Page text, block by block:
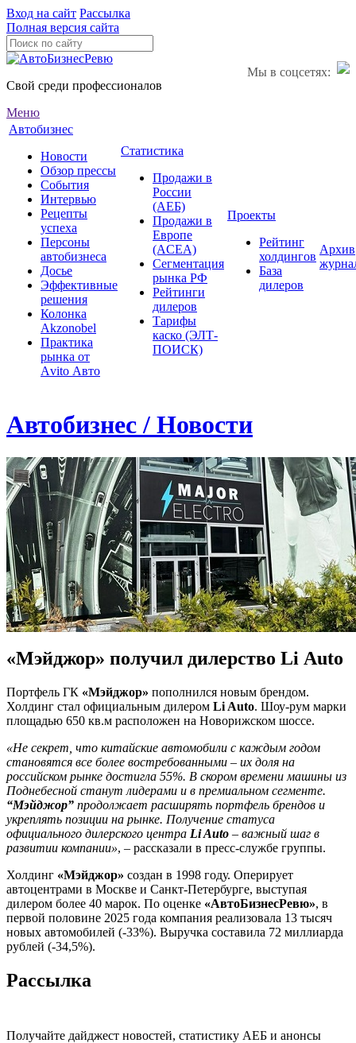
Вход на сайт Рассылка
Полная версия сайта
Мы в соцсетях:
Свой среди профессионалов
Меню
Автобизнес
Новости
Обзор прессы
События
Интервью
Рецепты
успеха
Персоны
автобизнеса
Досье
Эффективные
решения
Колонка
Akzonobel
Практика
рынка от
Аvito Авто
Статистика
Продажи в
России
(АЕБ)
Продажи в
Европе
(ACEA)
Сегментация
рынка РФ
Рейтинги
дилеров
Тарифы
каско (ЭЛТ-
ПОИСК)
Проекты
Рейтинг
холдингов
База
дилеров
Архив
Автобизнес / Новости
«Мэйджор» получил дилерство Li Auto
Портфель ГК «Мэйджор» пополнился новым брендом.
Холдинг стал официальным дилером Li Auto. Шоу-рум марки
площадью 650 кв.м расположен на Новорижском шоссе.
«Не секрет, что китайские автомобили с каждым годом
становятся все более востребованными – их доля на
российском рынке достигла 55%. В скором времени машины из
Поднебесной станут лидерами и в премиальном сегменте.
“Мэйджор” продолжает расширять портфель брендов и
укреплять позиции на рынке. Получение статуса
официального дилерского центра Li Auto – важный шаг в
развитии компании», – рассказали в пресс-службе группы.
Холдинг «Мэйджор» создан в 1998 году. Оперирует
автоцентрами в Москве и Санкт-Петербурге, выступая
дилером более 40 марок. По оценке «АвтоБизнесРевю», в
первой половине 2025 года компания реализовала 13 тысяч
новых автомобилей (-33%). Выручка составила 72 миллиарда
рублей (-34,5%).
Рассылка
Получайте дайджест новостей, статистику АЕБ и анонсы